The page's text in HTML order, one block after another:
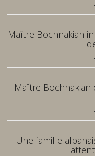
Maître Bochnakian
Maître
Une famille